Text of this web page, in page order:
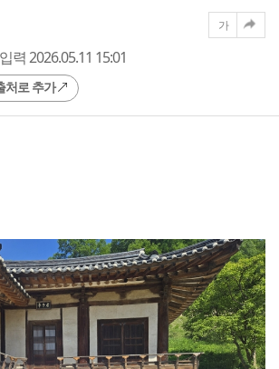
입력 2026.05.11 15:01
처로 추가
가